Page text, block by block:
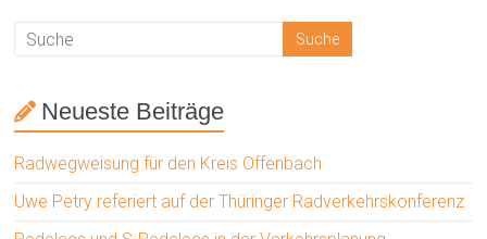
Neueste Beiträge
Radwegweisung für den Kreis Offenbach
Uwe Petry referiert auf der Thüringer Radverkehrskonferenz